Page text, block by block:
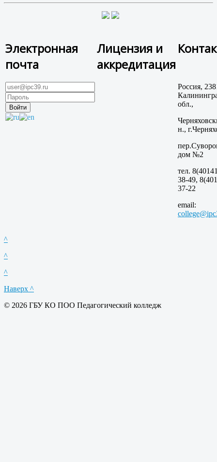
Электронная
почта
Лицензия и
аккредитация
Россия,
обл.,
н.,
дом №2
тел.
38-49,
37-22
email:
^
^
^
Наверх ^
© 2026 ГБУ КО ПОО Педагогический колледж